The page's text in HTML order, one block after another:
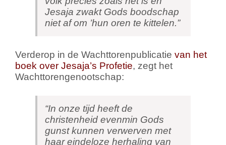
Jesaja zwakt Gods boodschap
niet af om ’hun oren te kittelen.”
Verderop in de Wachttorenpublicatie van het
boek over Jesaja’s Profetie, zegt het
Wachttorengenootschap:
“In onze tijd heeft de
christenheid evenmin Gods
gunst kunnen verwerven met
haar eindeloze herhaling van